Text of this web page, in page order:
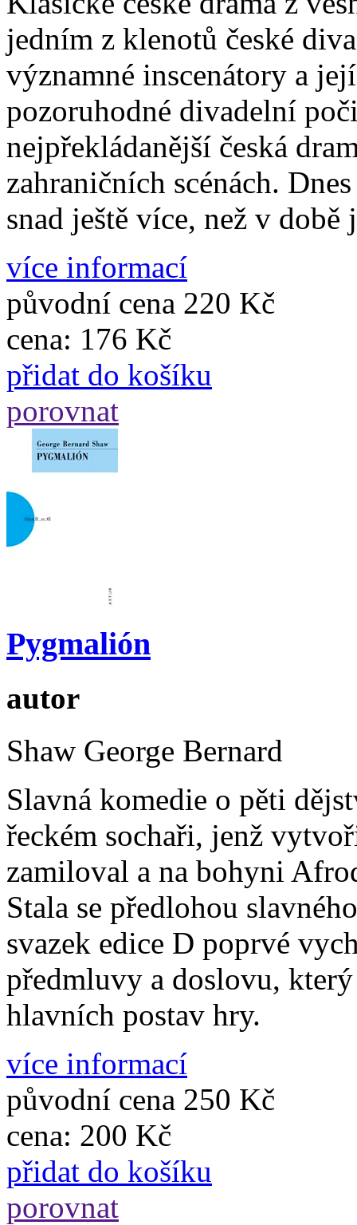
jedním z klenotů české
významné inscenátory a
pozoruhodné divadelní
nejpřekládanější česká
zahraničních scénách.
snad ještě více, než v
více informací
původní cena 220 Kč
cena: 176 Kč
přidat do košíku
porovnat
Pygmalión
autor
Shaw George Bernard
Slavná komedie o pěti
řeckém sochaři, jenž
zamiloval a na bohyni
Stala se předlohou
svazek edice D poprvé
předmluvy a doslovu,
hlavních postav hry.
více informací
původní cena 250 Kč
cena: 200 Kč
přidat do košíku
porovnat